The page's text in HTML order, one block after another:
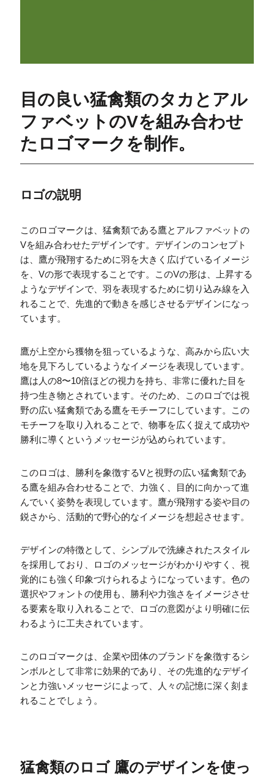
目の良い猛禽類のタカとアル
ファベットのVを組み合わせ
たロゴマークを制作。
ロゴの説明
このロゴマークは、猛禽類である鷹とアルファベットの
Vを組み合わせたデザインです。デザインのコンセプト
は、鷹が飛翔するために羽を大きく広げているイメージ
を、Vの形で表現することです。このVの形は、上昇する
ようなデザインで、羽を表現するために切り込み線を入
れることで、先進的で動きを感じさせるデザインになっ
ています。
鷹が上空から獲物を狙っているような、高みから広い大
地を見下ろしているようなイメージを表現しています。
鷹は人の8〜10倍ほどの視力を持ち、非常に優れた目を
持つ生き物とされています。そのため、このロゴでは視
野の広い猛禽類である鷹をモチーフにしています。この
モチーフを取り入れることで、物事を広く捉えて成功や
勝利に導くというメッセージが込められています。
このロゴは、勝利を象徴するVと視野の広い猛禽類であ
る鷹を組み合わせることで、力強く、目的に向かって進
んでいく姿勢を表現しています。鷹が飛翔する姿や目の
鋭さから、活動的で野心的なイメージを想起させます。
デザインの特徴として、シンプルで洗練されたスタイル
を採用しており、ロゴのメッセージがわかりやすく、視
覚的にも強く印象づけられるようになっています。色の
選択やフォントの使用も、勝利や力強さをイメージさせ
る要素を取り入れることで、ロゴの意図がより明確に伝
わるように工夫されています。
このロゴマークは、企業や団体のブランドを象徴するシ
ンボルとして非常に効果的であり、その先進的なデザイ
ンと力強いメッセージによって、人々の記憶に深く刻ま
れることでしょう。
猛禽類のロゴ 鷹のデザインを使っ